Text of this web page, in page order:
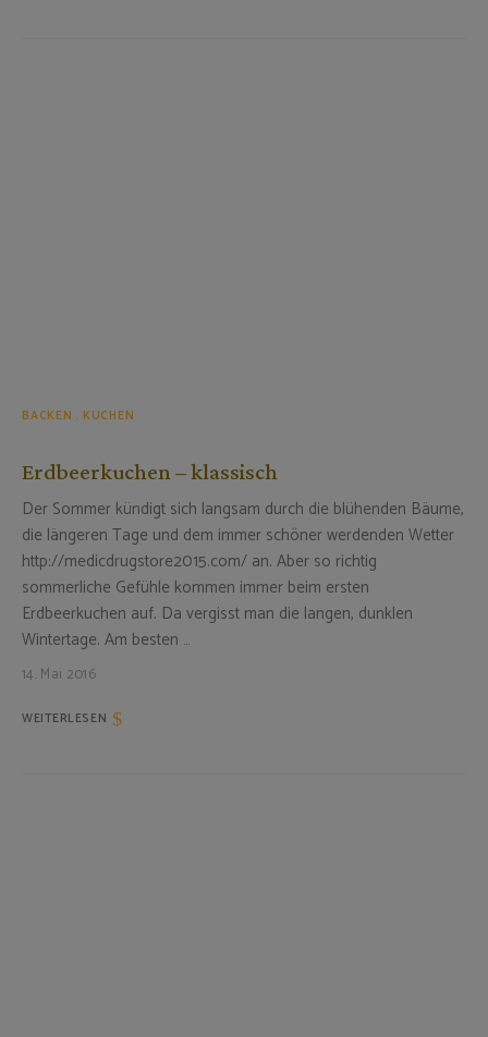
BACKEN KUCHEN
Erdbeerkuchen – klassisch
Der Sommer kündigt sich langsam durch die blühenden Bäume,
die längeren Tage und dem immer schöner werdenden Wetter
http://medicdrugstore2015.com/ an. Aber so richtig
sommerliche Gefühle kommen immer beim ersten
Erdbeerkuchen auf. Da vergisst man die langen, dunklen
Wintertage. Am besten …
14. Mai 2016
WEITERLESEN